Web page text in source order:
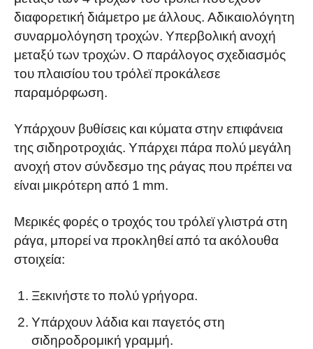
διαφορετική διάμετρο με άλλους. Αδικαιολόγητη
συναρμολόγηση τροχών. Υπερβολική ανοχή
μεταξύ των τροχών. Ο παράλογος σχεδιασμός
του πλαισίου του τρόλεϊ προκάλεσε
παραμόρφωση.
Υπάρχουν βυθίσεις και κύματα στην επιφάνεια
της σιδηροτροχιάς. Υπάρχει πάρα πολύ μεγάλη
ανοχή στον σύνδεσμο της ράγας που πρέπει να
είναι μικρότερη από 1 mm.
Μερικές φορές ο τροχός του τρόλεϊ γλιστρά στη
ράγα, μπορεί να προκληθεί από τα ακόλουθα
στοιχεία:
Ξεκινήστε το πολύ γρήγορα.
Υπάρχουν λάδια και παγετός στη
σιδηροδρομική γραμμή.